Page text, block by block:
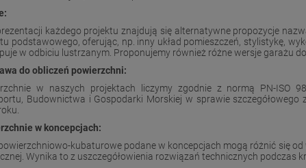
każdego projektu znajdują się alternatywne propozycje
podstawowego, oferując, np. inny układ pomieszczeń, stylistykę,
w odbiciu lustrzanym. Proponujemy również różne wersje garażu
do obliczeń powierzchni:
w naszych projektach liczymy zgodnie z normą PN-ISO
Budownictwa i Gospodarki Morskiej w sprawie
w koncepcjach:
kubaturowe podane w koncepcjach mogą różnić się
Wynika to z uszczegółowienia rozwiązań technicznych podczas